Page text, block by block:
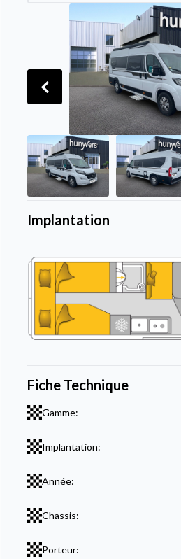
Implantation
Fiche Technique
Gamme:
Implantation:
Année:
Chassis:
Porteur: